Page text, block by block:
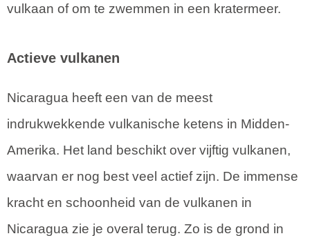
vulkaan of om te zwemmen in een kratermeer.
Actieve vulkanen
Nicaragua heeft een van de meest
indrukwekkende vulkanische ketens in Midden-
Amerika. Het land beschikt over vijftig vulkanen,
waarvan er nog best veel actief zijn. De immense
kracht en schoonheid van de vulkanen in
Nicaragua zie je overal terug. Zo is de grond in